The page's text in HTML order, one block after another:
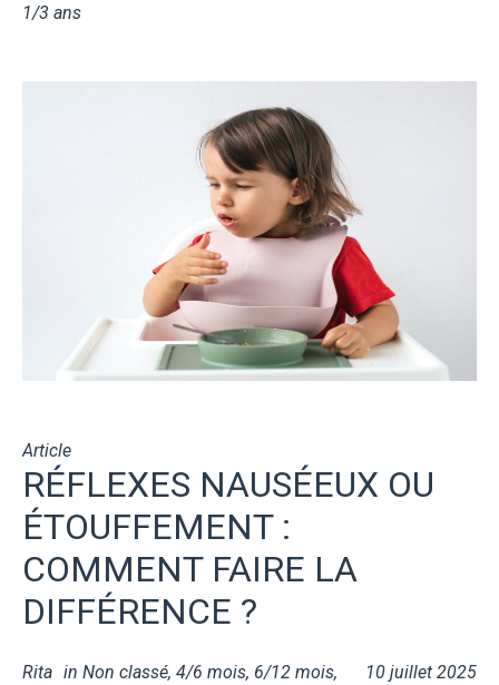
1/3 ans
Article
RÉFLEXES NAUSÉEUX OU
ÉTOUFFEMENT :
COMMENT FAIRE LA
DIFFÉRENCE ?
10 juillet 2025
Rita in Non classé, 4/6 mois, 6/12 mois,